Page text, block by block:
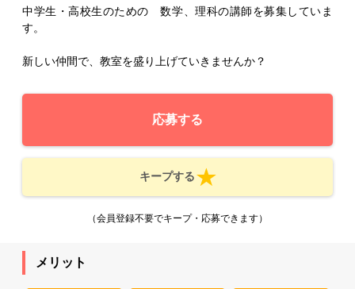
中学生・高校生のための 数学、理科の講師を募集していま
す。
新しい仲間で、教室を盛り上げていきませんか？
応募する
キープする
（会員登録不要でキープ・応募できます）
メリット